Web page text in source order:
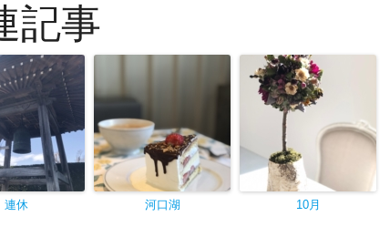
記事
連休 河口湖 10月